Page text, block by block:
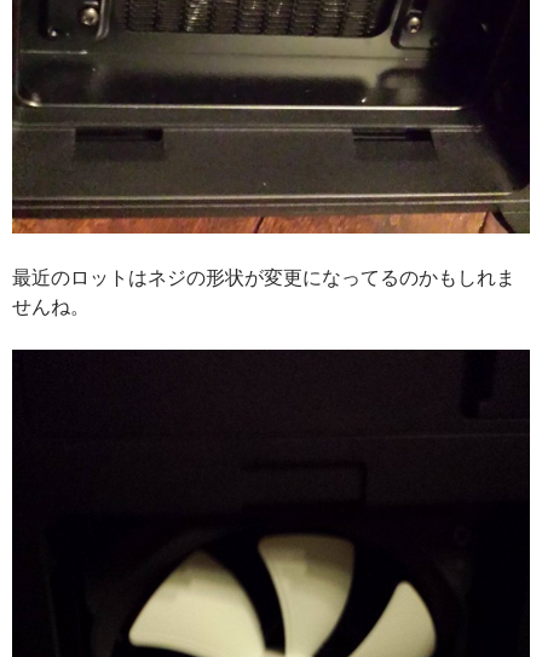
最近のロットはネジの形状が変更になってるのかもしれま
せんね。